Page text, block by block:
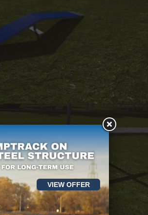
VIEW OFFER